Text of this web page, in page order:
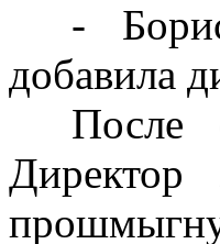
-
добавила
После
Директор